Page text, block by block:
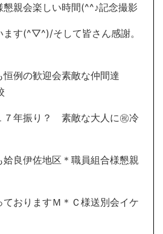
懇親会楽しい時間(^^♪記念撮影
ます(^▽^)/そして皆さん感謝。
例の歓迎会素敵な仲間達
７年振り？ 素敵な大人に㊗冷
姶良伊佐地区＊職員組合様懇親
ておりますＭ＊Ｃ様送別会イケ